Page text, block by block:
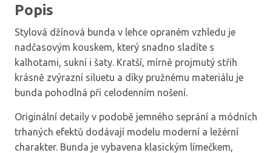
Popis
Stylová džínová bunda v lehce opraném vzhledu je
nadčasovým kouskem, který snadno sladíte s
kalhotami, sukní i šaty. Kratší, mírně projmutý střih
krásně zvýrazní siluetu a díky pružnému materiálu je
bunda pohodlná při celodenním nošení.
Originální detaily v podobě jemného seprání a módních
trhaných efektů dodávají modelu moderní a ležérní
charakter. Bunda je vybavena klasickým límečkem,